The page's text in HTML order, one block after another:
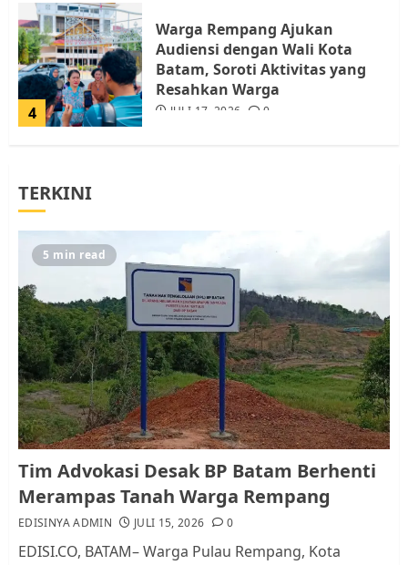
4
Warga Rempang Ajukan
Audiensi dengan Wali Kota
Batam, Soroti Aktivitas yang
Resahkan Warga
JULI 17, 2026 0
5
1
Pemko Batam Tegaskan RT dan
RW bukan Petugas Pendataan
dan Pemungutan Pajak
AGUSTUS 1, 2026 0
Kader Pajak jadi Penghubung
Pemerintah dan Masyarakat di
Lingkungan RT/RW
AGUSTUS 1, 2026
TERKINI
5 min read
Tim Advokasi Desak BP Batam Berhenti
Merampas Tanah Warga Rempang
EDISINYA ADMIN JULI 15, 2026 0
EDISI.CO, BATAM– Warga Pulau Rempang, Kota